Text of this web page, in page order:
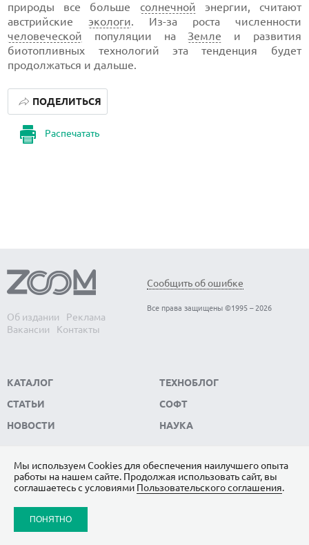
природы все больше солнечной энергии, считают
австрийские экологи. Из-за роста численности
человеческой популяции наЗемле и развития
биотопливных технологий эта тенденция будет
продолжаться и дальше.
Распечатать
ПОДЕЛИТЬСЯ
Об издании
Реклама
Вакансии
Контакты
Сообщить об ошибке
Все права защищены ©1995 – 2026
КАТАЛОГ
СТАТЬИ
НОВОСТИ
ТЕХНОБЛОГ
СОФТ
НАУКА
ПОДПИШИТЕСЬ НА НАС
ЯНДЕКС.ДЗЕН
ВКОНТАКТЕ
Мы используем Сookies для обеспечения наилучшего опыта
работы на нашем сайте. Продолжая использовать сайт, вы
соглашаетесь с условиями Пользовательского соглашения.
ПОНЯТНО